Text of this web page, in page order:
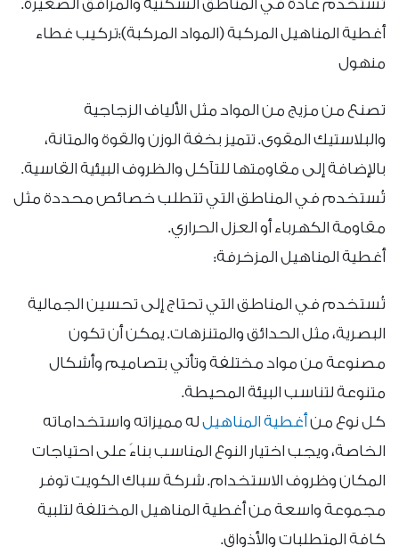
تُستخدم عادة في المناطق السكنية والمرافق الصغيرة.
أغطية المناهيل المركبة (المواد المركبة):تركيب غطاء
منهول
تصنع من مزيج من المواد مثل الألياف الزجاجية
والبلاستيك المقوى. تتميز بخفة الوزن والقوة والمتانة،
بالإضافة إلى مقاومتها للتآكل والظروف البيئية القاسية.
تُستخدم في المناطق التي تتطلب خصائص محددة مثل
مقاومة الكهرباء أو العزل الحراري.
أغطية المناهيل المزخرفة:
تُستخدم في المناطق التي تحتاج إلى تحسين الجمالية
البصرية، مثل الحدائق والمتنزهات. يمكن أن تكون
مصنوعة من مواد مختلفة وتأتي بتصاميم وأشكال
متنوعة لتناسب البيئة المحيطة.
كل نوع منأغطية المناهيل له مميزاته واستخداماته
الخاصة، ويجب اختيار النوع المناسب بناءً على احتياجات
المكان وظروف الاستخدام. شركة سباك الكويت توفر
مجموعة واسعة من أغطية المناهيل المختلفة لتلبية
كافة المتطلبات والأذواق.